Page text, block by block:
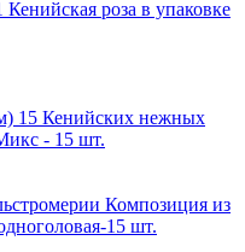
Кенийская роза в упаковке
15 Кенийских нежных
- 15 шт.
Композиция из
15 шт.